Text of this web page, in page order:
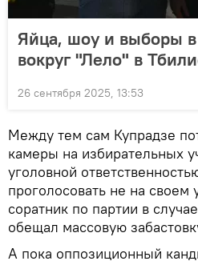
Яйца, шоу и выборы в
вокруг "Лело" в
26 сентября 2025, 13:53
Между тем сам Купрадзе
камеры на избирательных
уголовной
проголосовать не на своем
соратник по партии в
обещал массовую
А пока оппозиционный